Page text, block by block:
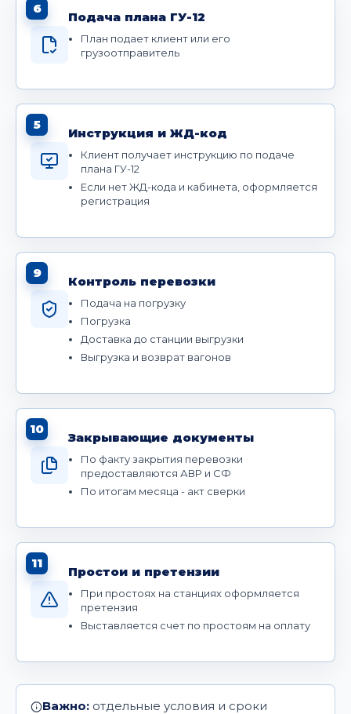
6
Подача плана ГУ-12
План подает клиент или его
грузоотправитель
5
Инструкция и ЖД-код
Клиент получает инструкцию по подаче
плана ГУ-12
Если нет ЖД-кода и кабинета, оформляется
регистрация
9
Контроль перевозки
Подача на погрузку
Погрузка
Доставка до станции выгрузки
Выгрузка и возврат вагонов
10
Закрывающие документы
По факту закрытия перевозки
предоставляются АВР и СФ
По итогам месяца - акт сверки
11
Простои и претензии
При простоях на станциях оформляется
претензия
Выставляется счет по простоям на оплату
Важно: отдельные условия и сроки